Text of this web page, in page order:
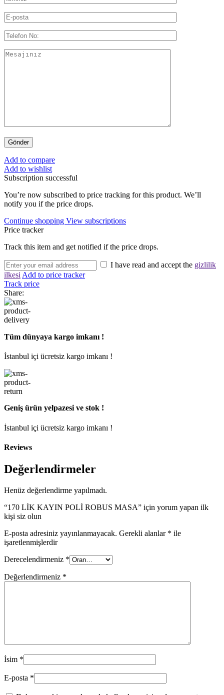
Add to compare
Add to wishlist
Subscription successful
You’re now subscribed to price tracking for this product. We’ll
notify you if the price drops.
Continue shopping View subscriptions
Price tracker
Track this item and get notified if the price drops.
I have read and accept the gizlilik
ilkesiAdd to price tracker
Track price
Share:
Tüm dünyaya kargo imkanı !
İstanbul içi ücretsiz kargo imkanı !
Geniş ürün yelpazesi ve stok !
İstanbul içi ücretsiz kargo imkanı !
Reviews
Değerlendirmeler
Henüz değerlendirme yapılmadı.
“170 LİK KAYIN POLİ ROBUS MASA” için yorum yapan ilk
kişi siz olun
E-posta adresiniz yayınlanmayacak. Gerekli alanlar * ile
işaretlenmişlerdir
Derecelendirmeniz *
Değerlendirmeniz *
İsim *
E-posta *